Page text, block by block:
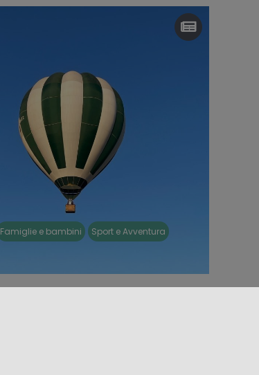
Famiglie e bambini
Sport e Avventura